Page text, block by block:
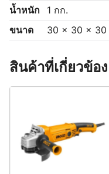
น้ำหนัก
1 กก.
ขนาด
30 × 30 × 30
สินค้าที่เกี่ยวข้อง